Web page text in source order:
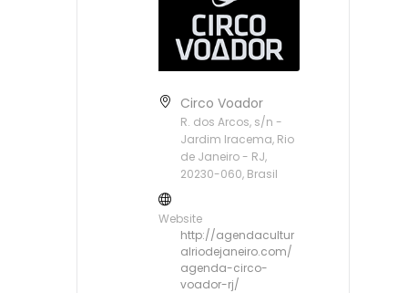
Circo Voador
R. dos Arcos, s/n -
Jardim Iracema, Rio
de Janeiro - RJ,
20230-060, Brasil
Website
http://agendacultur
alriodejaneiro.com/
agenda-circo-
voador-rj/